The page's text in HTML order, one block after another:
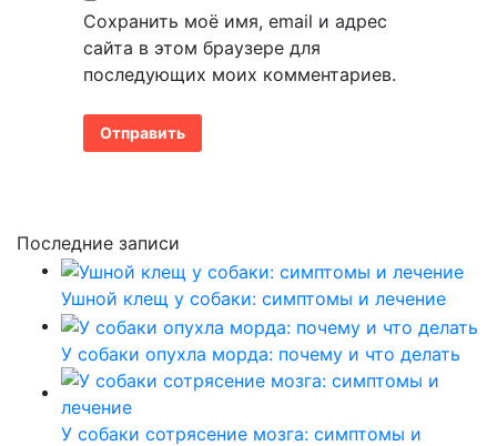
Сохранить моё имя, email и адрес
сайта в этом браузере для
последующих моих комментариев.
Последние записи
Ушной клещ у собаки: симптомы и лечение
У собаки опухла морда: почему и что делать
У собаки сотрясение мозга: симптомы и